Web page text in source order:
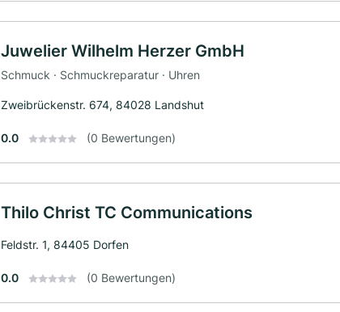
Juwelier Wilhelm Herzer GmbH
Schmuck · Schmuckreparatur · Uhren
Zweibrückenstr. 674, 84028 Landshut
0.0 (0 Bewertungen)
Thilo Christ TC Communications
Feldstr. 1, 84405 Dorfen
0.0 (0 Bewertungen)